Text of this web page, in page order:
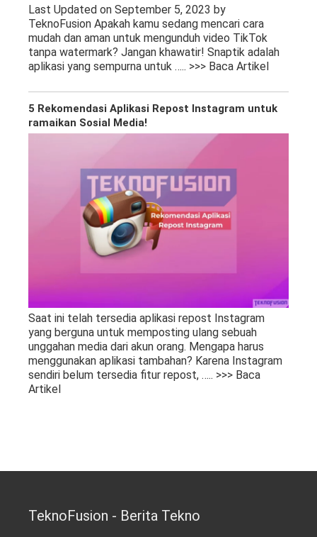
Last Updated on September 5, 2023 by
TeknoFusion Apakah kamu sedang mencari cara
mudah dan aman untuk mengunduh video TikTok
tanpa watermark? Jangan khawatir! Snaptik adalah
aplikasi yang sempurna untuk ….. >>> Baca Artikel
5 Rekomendasi Aplikasi Repost Instagram untuk
ramaikan Sosial Media!
Saat ini telah tersedia aplikasi repost Instagram
yang berguna untuk memposting ulang sebuah
unggahan media dari akun orang. Mengapa harus
menggunakan aplikasi tambahan? Karena Instagram
sendiri belum tersedia fitur repost, ….. >>> Baca
Artikel
TeknoFusion - Berita Tekno